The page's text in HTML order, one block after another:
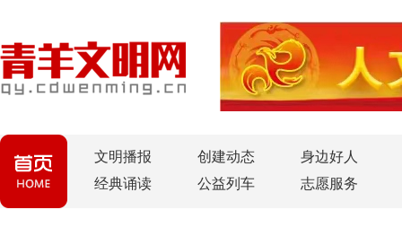
文明播报 创建动态
身边好人
经典诵读
公益列车 志愿服务